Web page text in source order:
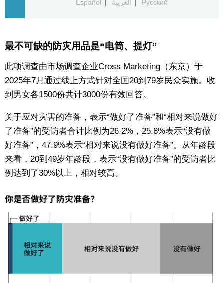
人物访谈
东京
编辑部通知
SNS
Español
العربية Русский
最不可缺的防灾用品是“电筒、提灯”
此项调查由市场调查企业Cross Marketing（东京）于
2025年7月通过线上方式针对全国20到79岁民众实施。收
到男女各1500份共计3000份有效回答。
关于应对灾害的准备，表示“做好了准备”和“相对来说做好
了准备”的受访者合计比例为26.2%，25.8%表示“没有做
好准备”，47.9%表示“相对来说没有做好准备”。从年龄段
来看，20到49岁年龄段，表示“没有做好准备”的受访者比
例达到了30%以上，相对较高。